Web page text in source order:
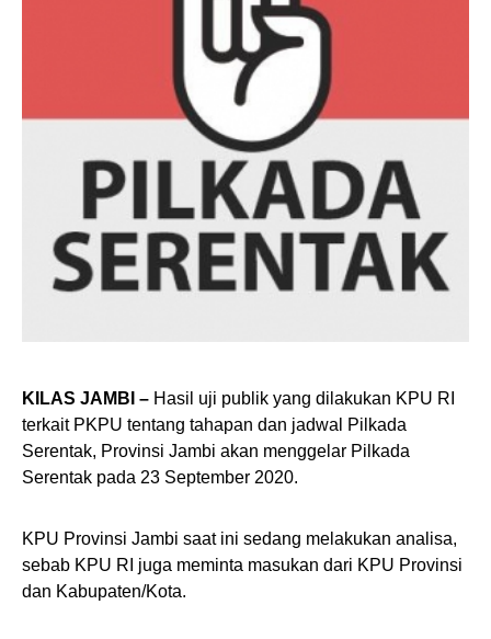
KILAS JAMBI – Hasil uji publik yang dilakukan KPU RI
terkait PKPU tentang tahapan dan jadwal Pilkada
Serentak, Provinsi Jambi akan menggelar Pilkada
Serentak pada 23 September 2020.
KPU Provinsi Jambi saat ini sedang melakukan analisa,
sebab KPU RI juga meminta masukan dari KPU Provinsi
dan Kabupaten/Kota.